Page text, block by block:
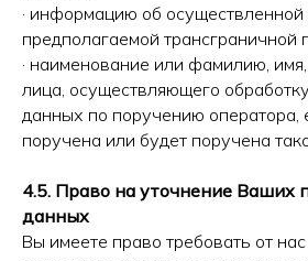
· информацию об осуществленной
предполагаемой трансграничной
· наименование или фамилию,
лица, осуществляющего
данных по поручению оператора,
поручена или будет поручена
4.5. Право на уточнение Ваших
данных
Вы имеете право требовать от